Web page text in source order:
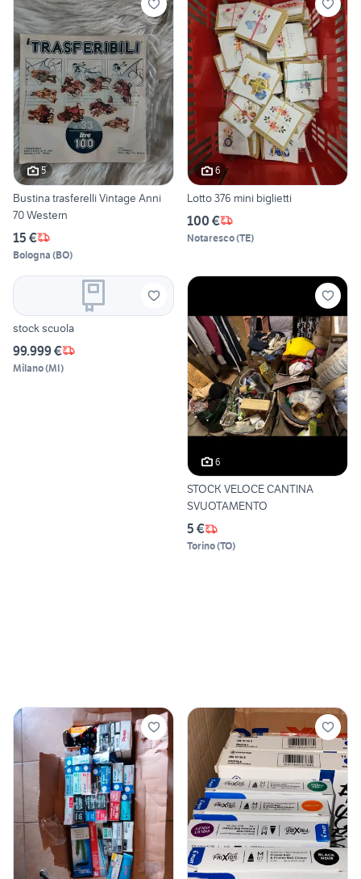
5
Bustina trasferelli Vintage Anni
70 Western
15 €
Bologna (BO)
6
Lotto 376 mini biglietti
100 €
Notaresco(TE)
stock scuola
99.999 €
Milano(MI)
6
STOCK VELOCE CANTINA
SVUOTAMENTO
5 €
Torino(TO)